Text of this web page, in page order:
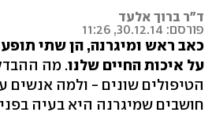
ד"ר ברוך אלעד
פורסם: 30.12.14, 11:26
כאב ראש ומיגרנה, הן שתי
על איכות החיים שלנו. מה
הטיפולים שונים - ולמה אנשים
חושבים שמיגרנה היא בעיה